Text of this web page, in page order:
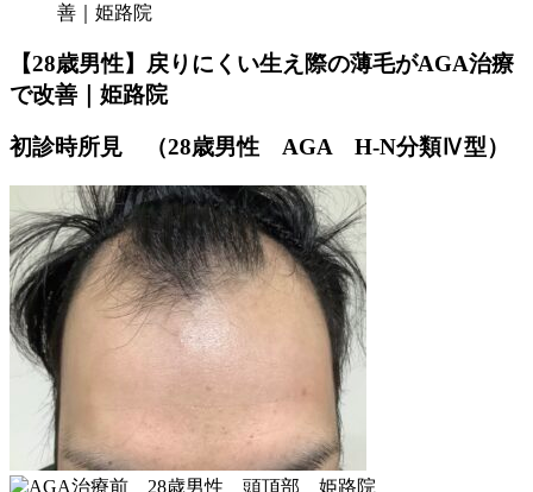
善｜姫路院
【28歳男性】戻りにくい生え際の薄毛がAGA治療
で改善｜姫路院
初診時所見 （28歳男性 AGA H-N分類Ⅳ型）